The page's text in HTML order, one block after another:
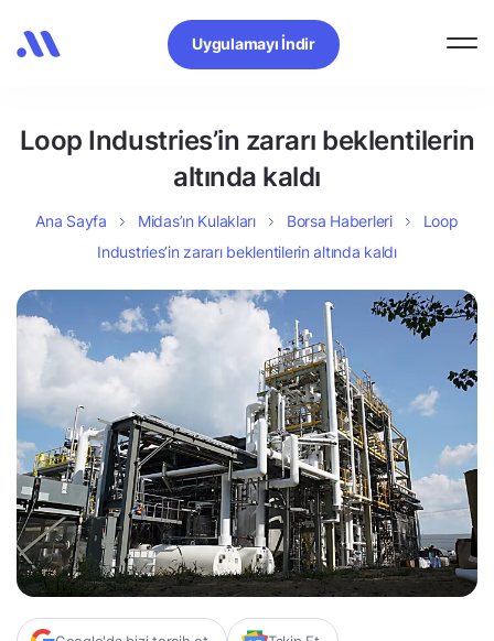
Uygulamayı İndir
Loop Industries’in zararı beklentilerin
altında kaldı
Ana Sayfa Midas’ın Kulakları Borsa Haberleri
Loop
Industries’in zararı beklentilerin altında kaldı